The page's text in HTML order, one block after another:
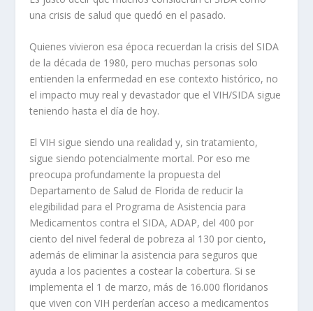
una crisis de salud que quedó en el pasado.
Quienes vivieron esa época recuerdan la crisis del SIDA
de la década de 1980, pero muchas personas solo
entienden la enfermedad en ese contexto histórico, no
el impacto muy real y devastador que el VIH/SIDA sigue
teniendo hasta el día de hoy.
El VIH sigue siendo una realidad y, sin tratamiento,
sigue siendo potencialmente mortal. Por eso me
preocupa profundamente la propuesta del
Departamento de Salud de Florida de reducir la
elegibilidad para el Programa de Asistencia para
Medicamentos contra el SIDA, ADAP, del 400 por
ciento del nivel federal de pobreza al 130 por ciento,
además de eliminar la asistencia para seguros que
ayuda a los pacientes a costear la cobertura. Si se
implementa el 1 de marzo, más de 16.000 floridanos
que viven con VIH perderían acceso a medicamentos